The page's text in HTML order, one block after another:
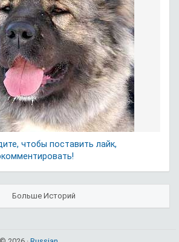
чтобы поставить лайк,
Больше Историй